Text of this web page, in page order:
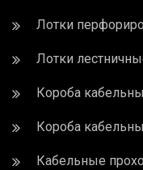
Лотки
Лотки
Короба
Короба
Кабельные